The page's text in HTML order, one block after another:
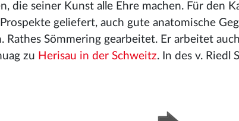
die seiner Kunst alle Ehre machen. Für den
geliefert, auch gute anatomische
Sömmering gearbeitet. Er arbeitet
zu Herisau in der Schweitz. In des v. Riedl